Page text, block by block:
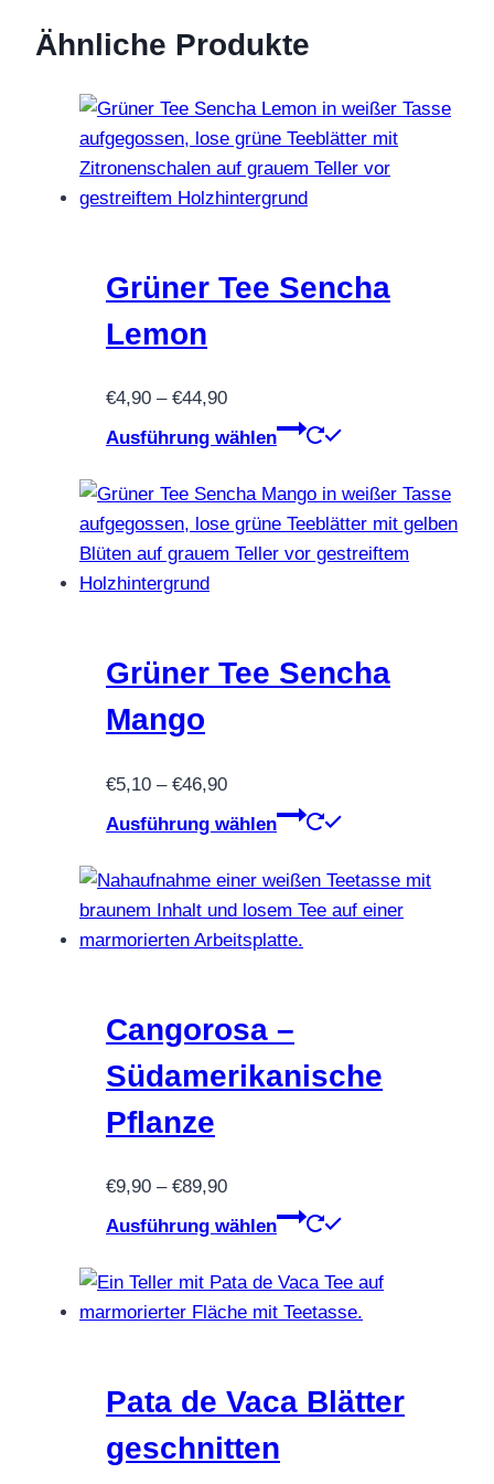
Ähnliche Produkte
Grüner Tee Sencha
Lemon
€4,90 – €44,90Preisspanne:
€4,90
€44,90
Ausführung wählen
Dieses
weist
mehrere
Varianten
können
werden
Grüner Tee Sencha
Mango
€5,10 – €46,90Preisspanne:
€5,10
€46,90
Ausführung wählen
Dieses
weist
mehrere
auf
Cangorosa –
Südamerikanische
Pflanze
€9,90 – €89,90Preisspanne:
€9,90
€89,90
Ausführung wählen
Dieses
weist
mehrere
Die
Pata de Vaca Blätter
geschnitten